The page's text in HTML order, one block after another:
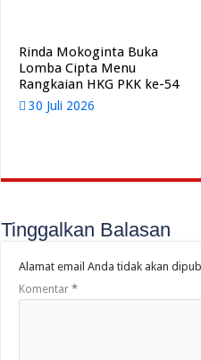
Rinda Mokoginta Buka
Lomba Cipta Menu
Rangkaian HKG PKK ke-54
30 Juli 2026
Tinggalkan Balasan
Alamat email Anda tidak akan
Komentar *